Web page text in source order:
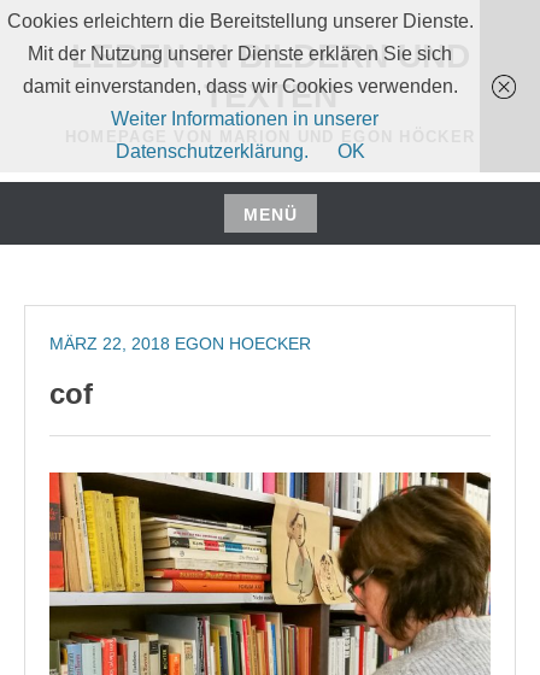
Zum
Inhalt
springen
LEBEN IN BILDERN UND
TEXTEN
MENÜ
Zum
springen
MÄRZ 22, 2018 EGON HOECKER
cof
Cookies erleichtern die Bereitstellung unserer Dienste.
Mit der Nutzung unserer Dienste erklären Sie sich
damit einverstanden, dass wir Cookies verwenden.
Weiter Informationen in unserer
Datenschutzerklärung.
OK